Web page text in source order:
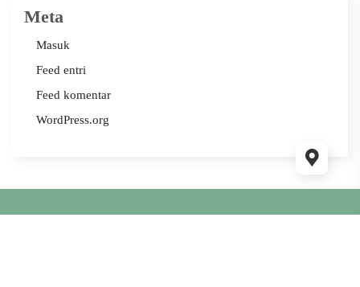
Meta
Masuk
Feed entri
Feed komentar
WordPress.org